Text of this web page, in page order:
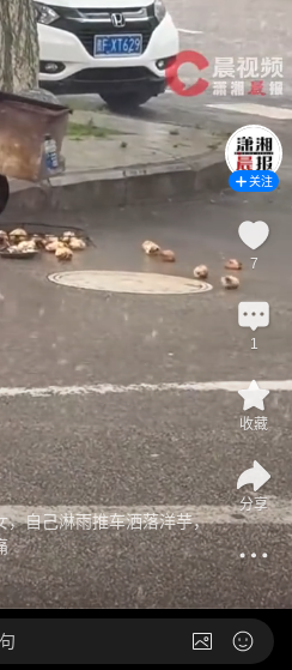
，自己淋雨推车洒落洋芋，
关注
7
1
收藏
分享